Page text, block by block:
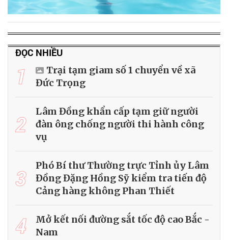
ĐỌC NHIỀU
1
Trại tạm giam số 1 chuyển về xã
Đức Trọng
2
Lâm Đồng khẩn cấp tạm giữ người
đàn ông chống người thi hành công
vụ
3
Phó Bí thư Thường trực Tỉnh ủy Lâm
Đồng Đặng Hồng Sỹ kiểm tra tiến độ
Cảng hàng không Phan Thiết
4
Mở kết nối đường sắt tốc độ cao Bắc -
Nam